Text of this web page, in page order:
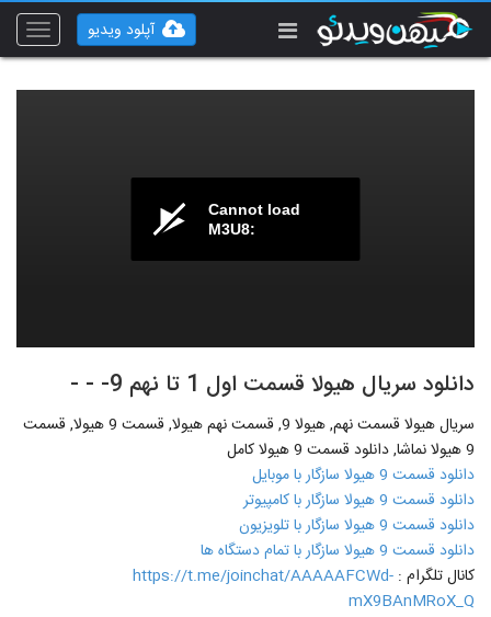
Toggle
آپلود ویدیو
Cannot load
M3U8:
دانلود سریال هیولا قسمت اول 1 تا نهم 9- - -
سریال هیولا قسمت نهم, هیولا 9, قسمت نهم هیولا, قسمت 9 هیولا, قسمت
9 هیولا نماشا, دانلود قسمت 9 هیولا کامل
دانلود قسمت 9 هیولا سازگار با موبایل
دانلود قسمت 9 هیولا سازگار با کامپیوتر
دانلود قسمت 9 هیولا سازگار با تلویزیون
دانلود قسمت 9 هیولا سازگار با تمام دستگاه ها
کانال تلگرام : https://t.me/joinchat/AAAAAFCWd-
mX9BAnMRoX_Q